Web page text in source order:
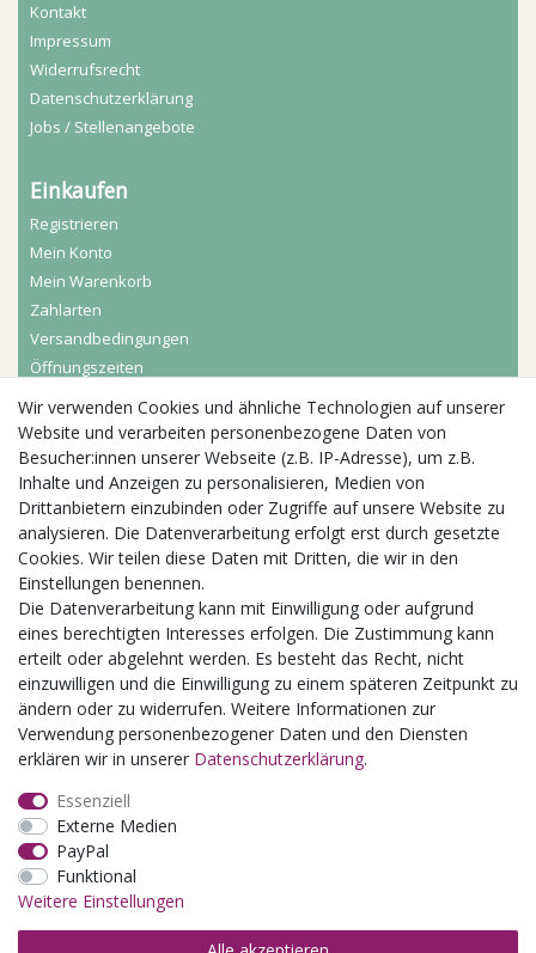
Kontakt
Impressum
Widerrufs­recht
Daten­schutz­erklärung
Jobs / Stellenangebote
Einkaufen
Registrieren
Mein Konto
Mein Warenkorb
Zahlarten
Versandbedingungen
Öffnungszeiten
Aktuelles
Busgruppen
Kindergeburtstage
Kindergartenausflug
Schulklassenausflug
Zwillingsrabatt
Wir verwenden Cookies und ähnliche Technologien auf unserer
Website und verarbeiten personenbezogene Daten von
Besucher:innen unserer Webseite (z.B. IP-Adresse), um z.B.
Inhalte und Anzeigen zu personalisieren, Medien von
Drittanbietern einzubinden oder Zugriffe auf unsere Website zu
analysieren. Die Datenverarbeitung erfolgt erst durch gesetzte
Cookies. Wir teilen diese Daten mit Dritten, die wir in den
Einstellungen benennen.
Die Datenverarbeitung kann mit Einwilligung oder aufgrund
eines berechtigten Interesses erfolgen. Die Zustimmung kann
erteilt oder abgelehnt werden. Es besteht das Recht, nicht
einzuwilligen und die Einwilligung zu einem späteren Zeitpunkt zu
ändern oder zu widerrufen. Weitere Informationen zur
Verwendung personenbezogener Daten und den Diensten
erklären wir in unserer Daten­schutz­erklärung.
Essenziell
Externe Medien
PayPal
Funktional
Weitere Einstellungen